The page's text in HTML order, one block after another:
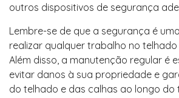
outros dispositivos de segurança
Lembre-se de que a segurança é
realizar qualquer trabalho no telhado
Além disso, a manutenção regular é
evitar danos à sua propriedade e
do telhado e das calhas ao longo do